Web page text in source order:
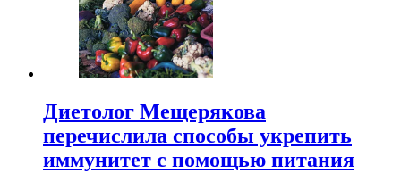
Диетолог Мещерякова
перечислила способы укрепить
иммунитет с помощью питания